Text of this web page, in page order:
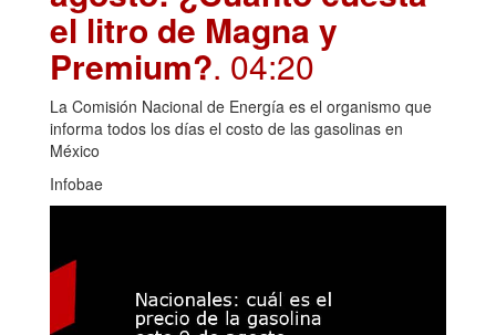
el litro de Magna y
Premium?. 04:20
La Comisión Nacional de Energía es el organismo que
informa todos los días el costo de las gasolinas en
México
Infobae